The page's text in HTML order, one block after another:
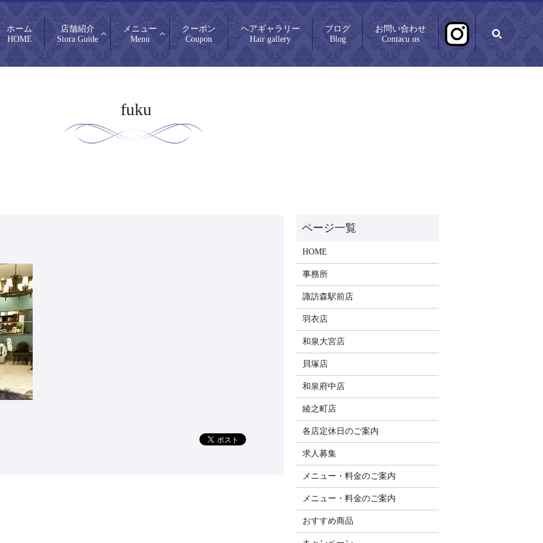
ホーム
HOME
店舗紹介
Stora Guide
メニュー
Menu
クーポン
Coupon
ヘアギャラリー
Hair gallery
ブログ
Blog
お問い合わせ
Contacu us
fuku
HOME
事務所
諏訪森駅前店
羽衣店
和泉大宮店
貝塚店
和泉府中店
綾之町店
各店定休日のご案内
求人募集
メニュー・料金のご案内
メニュー・料金のご案内
おすすめ商品